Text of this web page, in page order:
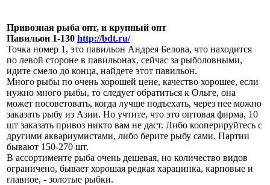
Привозная рыба опт, и крупный опт
Павильон 1-130 http://bdt.ru/
Точка номер 1, это павильон Андрея Белова, что находится
по левой стороне в павильонах, сейчас за рыболовными,
идите смело до конца, найдете этот павильон.
Много рыбы по очень хорошей цене, качество хорошее, если
нужно много рыбы, то следует обратиться к Ольге, она
может посоветовать, когда лучше подъехать, через нее можно
заказать рыбу из Азии. Но учтите, что это оптовая фирма, 10
шт заказать привоз никто вам не даст. Либо кооперируйтесь с
другими аквариумистами, либо берите рыбу сами. Партии
бывают 150-270 шт.
В ассортименте рыба очень дешевая, но количество видов
ограничено, бывает хорошая редкая харацинка, карповые и
главное, - золотые рыбки.